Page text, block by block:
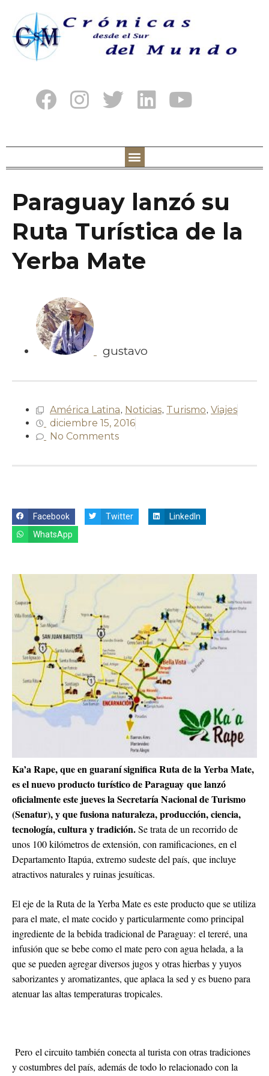
Paraguay lanzó su
Ruta Turística de la
Yerba Mate
gustavo
América Latina, Noticias, Turismo, Viajes
diciembre 15, 2016
No Comments
Facebook Twitter
LinkedIn
WhatsApp
Ka’a Rape, que en guaraní significa Ruta de la Yerba Mate,
es el nuevo producto turístico de Paraguay que lanzó
oficialmente este jueves la Secretaría Nacional de Turismo
(Senatur), y que fusiona naturaleza, producción, ciencia,
tecnología, cultura y tradición.Se trata de un recorrido de
unos 100 kilómetros de extensión, con ramificaciones, en el
Departamento Itapúa, extremosudeste del país, que incluye
atractivos naturales y ruinas jesuíticas.
El eje de la Ruta de la Yerba Mate es este producto que se utiliza
para el mate, el mate cocido y particularmente como principal
ingrediente de la bebida tradicional de Paraguay: el tereré, una
infusión que se bebe como el mate pero con agua helada, a la
que se pueden agregar diversos jugos y otras hierbas y yuyos
saborizantes y aromatizantes, que aplaca la sed y es bueno para
atenuar las altas temperaturas tropicales.
Pero el circuito también conecta al turista con otras tradiciones
y costumbres del país, además de todo lo relacionado con la